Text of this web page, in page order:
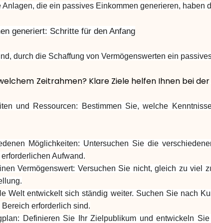
Anlagen, die ein passives Einkommen generieren,
generiert: Schritte für den Anfang
durch die Schaffung von Vermögenswerten ein
Zeitrahmen? Klare Ziele helfen Ihnen bei
und Ressourcen: Bestimmen Sie, welche
Möglichkeiten: Untersuchen Sie die
Aufwand.
Vermögenswert: Versuchen Sie nicht, gleich zu
Welt entwickelt sich ständig weiter. Suchen Sie nach
erforderlich sind.
Definieren Sie Ihr Zielpublikum und entwickeln